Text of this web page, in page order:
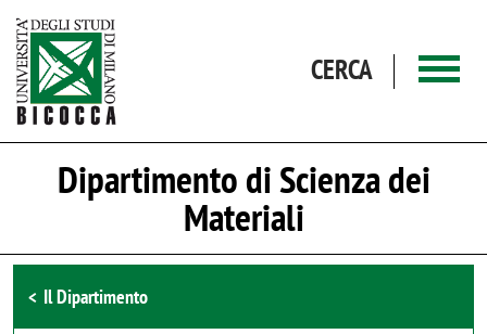
CERCA
Dipartimento di Scienza dei
Materiali
Browse the section
Il Dipartimento